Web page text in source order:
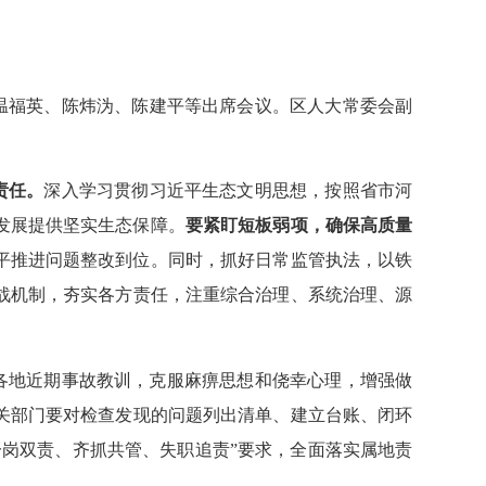
英、陈炜沩、陈建平等出席会议。区人大常委会副
任。深入学习贯彻习近平生态文明思想，按照省市河
提供坚实生态保障。 要紧盯短板弱项，确保高质量
推进问题整改到位。同时，抓好日常监管执法，以铁
机制， 夯实各方责任，注重综合治理、系统治理、源
地近期事故教训，克服麻痹思想和侥幸心理，增强做
部门要对检查发现的问题列出清单、建立台账、闭环
双责、齐抓共管、失职追责”要求，全面落实属地责